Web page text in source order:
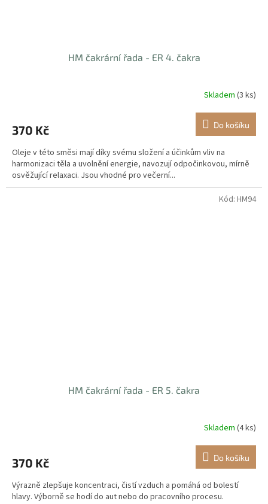
HM čakrární řada - ER 4. čakra
Skladem (3 ks)
370 Kč Do košíku
Oleje v této směsi mají díky svému složení a účinkům vliv na
harmonizaci těla a uvolnění energie, navozují odpočinkovou, mírně
osvěžující relaxaci. Jsou vhodné pro večerní...
HM čakrární řada - ER 5. čakra
Skladem (4 ks)
370 Kč Do košíku
Výrazně zlepšuje koncentraci, čistí vzduch a pomáhá od bolestí
hlavy. Výborně se hodí do aut nebo do pracovního procesu.
Kód: HM94